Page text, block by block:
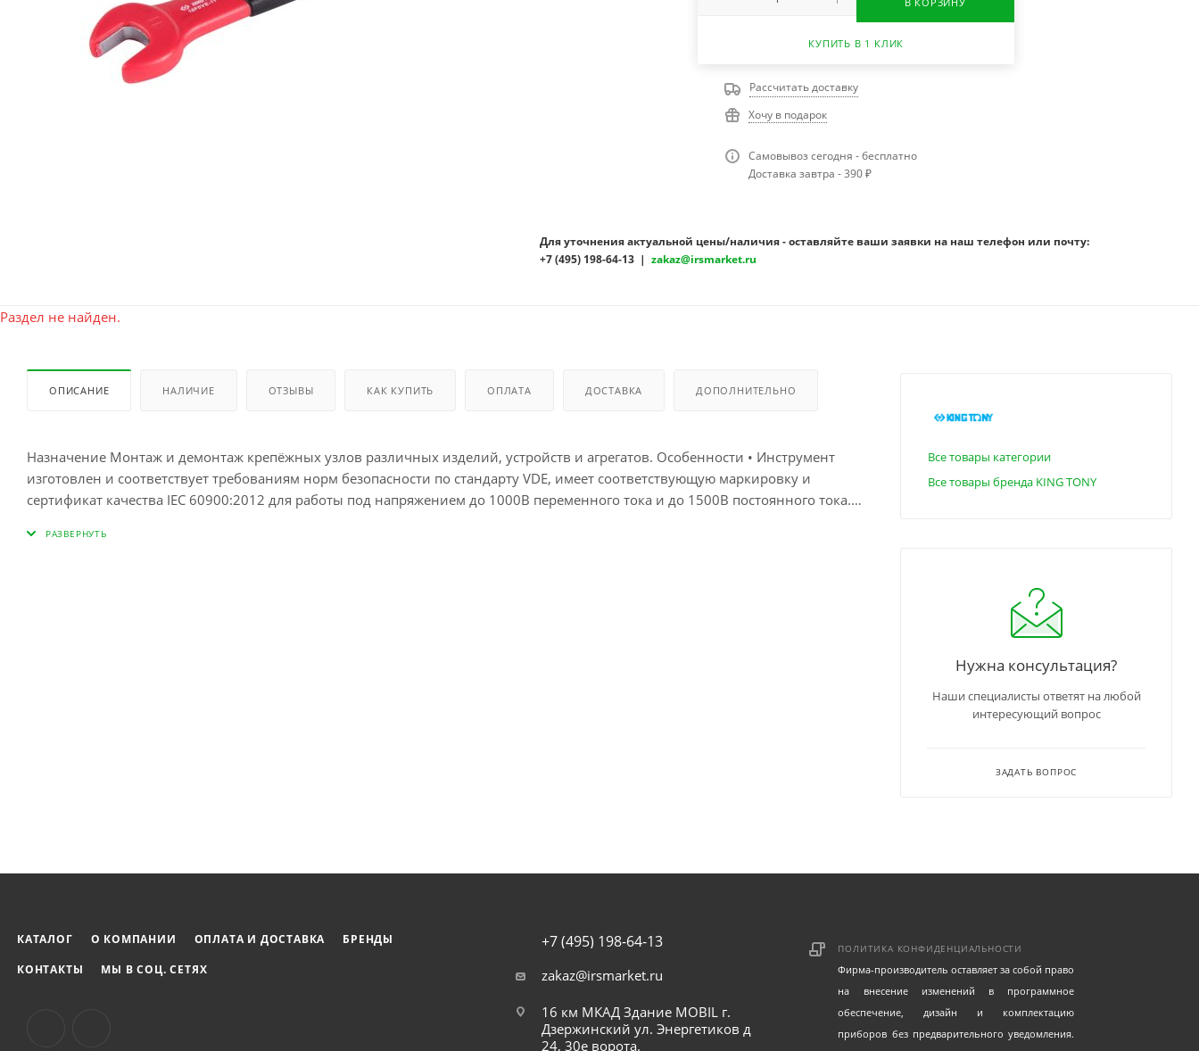
КУПИТЬ В 1 КЛИК
Рассчитать доставку
Хочу в подарок
Самовывоз сегодня - бесплатно
Доставка завтра - 390 ₽
Для уточнения актуальной цены/наличия - оставляйте ваши заявки на наш телефон или почту:
+7 (495) 198-64-13 |zakaz@irsmarket.ru
Раздел не найден.
ОПИСАНИЕ НАЛИЧИЕ ОТЗЫВЫ КАК КУПИТЬ ОПЛАТА ДОСТАВКА ДОПОЛНИТЕЛЬНО
Назначение Монтаж и демонтаж крепёжных узлов различных изделий, устройств и агрегатов. Особенности • Инструмент
изготовлен и соответствует требованиям норм безопасности по стандарту VDE, имеет соответствующую маркировку и
сертификат качества IEC 60900:2012 для работы под напряжением до 1000В переменного тока и до 1500В постоянного тока. •
расположенный в Оффенбахе, под контролем которого находятся нормы VDE, европейские нормы (EN) и нормы
Все товары категории
Все товары бренда KING TONY
Нужна консультация?
Наши специалисты ответят на любой
интересующий вопрос
ЗАДАТЬ ВОПРОС
КАТАЛОГ О КОМПАНИИ ОПЛАТА И ДОСТАВКА
БРЕНДЫ
КОНТАКТЫ
МЫ В СОЦ. СЕТЯХ
+7 (495) 198-64-13
zakaz@irsmarket.ru
16 км МКАД Здание MOBIL г.
Дзержинский ул. Энергетиков д
24, 30е ворота.
ПОЛИТИКА КОНФИДЕНЦИАЛЬНОСТИ
Фирма-производитель оставляет за собой право
на внесение изменений в программное
обеспечение, дизайн и комплектацию
приборов без предварительного уведомления.